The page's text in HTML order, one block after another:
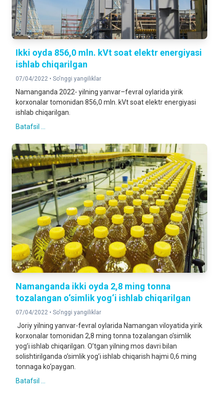
Ikki oyda 856,0 mln. kVt soat elektr energiyasi
ishlab chiqarilgan
07/04/2022 • So'nggi yangiliklar
Namanganda 2022- yilning yanvar–fevral oylarida yirik
korxonalar tomonidan 856,0 mln. kVt soat elektr energiyasi
ishlab chiqarilgan.
Batafsil ...
Namanganda ikki oyda 2,8 ming tonna
tozalangan o‘simlik yog‘i ishlab chiqarilgan
07/04/2022 • So'nggi yangiliklar
Joriy yilning yanvar-fevral oylarida Namangan viloyatida yirik
korxonalar tomonidan 2,8 ming tonna tozalangan oʼsimlik
yogʼi ishlab chiqarilgan. Oʼtgan yilning mos davri bilan
solishtirilganda oʼsimlik yogʼi ishlab chiqarish hajmi 0,6 ming
tonnaga ko‘paygan.
Batafsil ...